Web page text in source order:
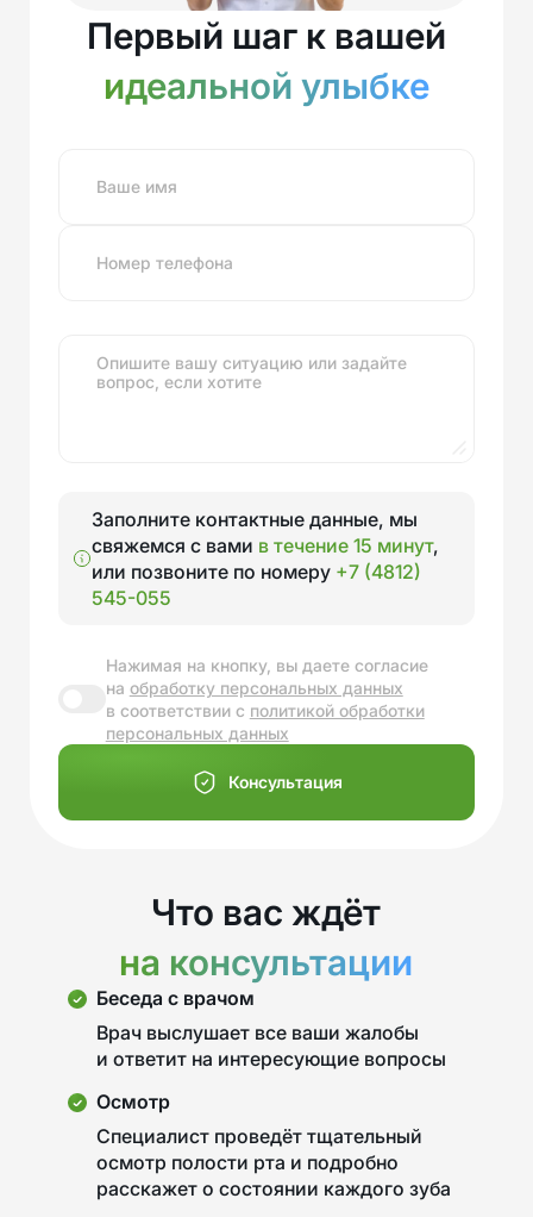
Первый шаг к вашей
идеальной улыбке
Ваше имя
Номер телефона
Опишите вашу ситуацию или задайте
вопрос, если хотите
Заполните контактные данные, мы
свяжемся с вами в течение 15 минут,
или позвоните по номеру +7 (4812)
545-055
Нажимая на кнопку, вы даете согласие
на обработку персональных данных
в соответствии с политикой обработки
персональных данных
Консультация
Что вас ждёт
на консультации
Беседа с врачом
Врач выслушает все ваши жалобы
и ответит на интересующие вопросы
Осмотр
Специалист проведёт тщательный
осмотр полости рта и подробно
расскажет о состоянии каждого зуба